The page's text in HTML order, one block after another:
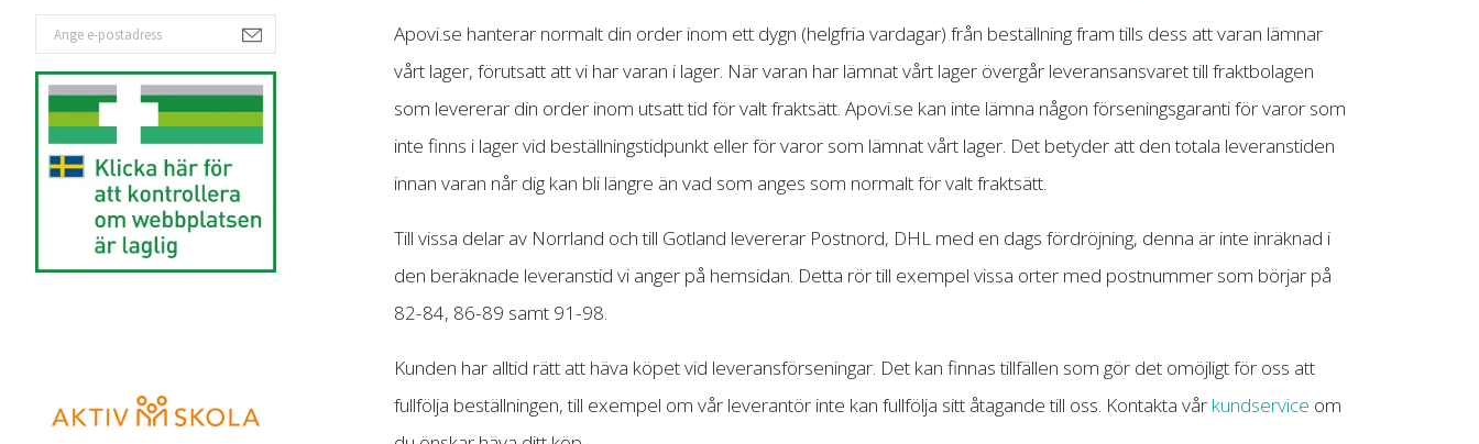
Apovi.se hanterar normalt din order inom ett dygn (helgfria vardagar) från beställning fram tills dess att varan lämnar
vårt lager, förutsatt att vi har varan i lager. När varan har lämnat vårt lager övergår leveransansvaret till fraktbolagen
som levererar din order inom utsatt tid för valt fraktsätt. Apovi.se kan inte lämna någon förseningsgaranti för varor som
inte finns i lager vid beställningstidpunkt eller för varor som lämnat vårt lager. Det betyder att den totala leveranstiden
innan varan når dig kan bli längre än vad som anges som normalt för valt fraktsätt.
Till vissa delar av Norrland och till Gotland levererar Postnord, DHL med en dags fördröjning, denna är inte inräknad i
den beräknade leveranstid vi anger på hemsidan. Detta rör till exempel vissa orter med postnummer som börjar på
82-84, 86-89 samt 91-98.
Kunden har alltid rätt att häva köpet vid leveransförseningar. Det kan finnas tillfällen som gör det omöjligt för oss att
fullfölja beställningen, till exempel om vår leverantör inte kan fullfölja sitt åtagande till oss. Kontakta vår kundservice om